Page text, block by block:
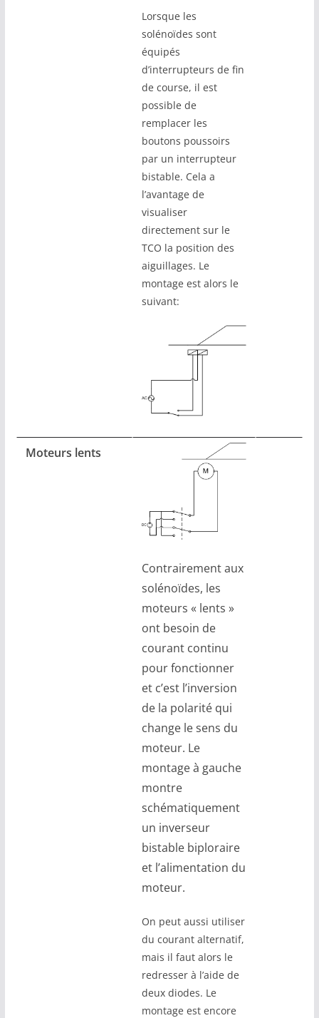
Lorsque les
solénoïdes sont
équipés
d’interrupteurs de fin
de course, il est
possible de
remplacer les
boutons poussoirs
par un interrupteur
bistable. Cela a
l’avantage de
visualiser
directement sur le
TCO la position des
aiguillages. Le
montage est alors le
suivant:
Moteurs lents
Contrairement aux
solénoïdes, les
moteurs « lents »
ont besoin de
courant continu
pour fonctionner
et c’est l’inversion
de la polarité qui
change le sens du
moteur. Le
montage à gauche
montre
schématiquement
un inverseur
bistable biploraire
et l’alimentation du
moteur.
On peut aussi utiliser
du courant alternatif,
mais il faut alors le
redresser à l’aide de
deux diodes. Le
montage est encore